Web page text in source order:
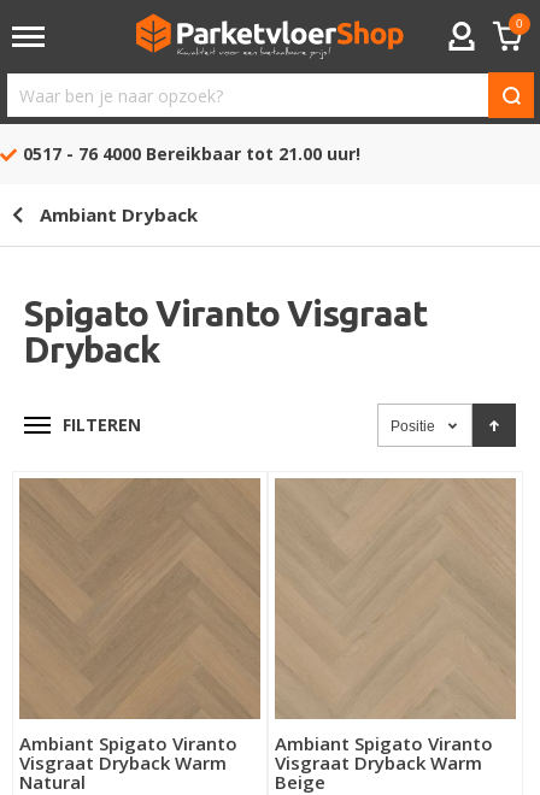
ACCOUNT
0
Waar
ben
opzoek?
0517 - 76 4000 Bereikbaar tot 21.00 uur!
Ambiant Dryback
Spigato Viranto Visgraat
Dryback
FILTEREN Positie
Ambiant Spigato Viranto
Visgraat Dryback Warm
Natural
Ambiant Spigato Viranto
Visgraat Dryback Warm
Beige